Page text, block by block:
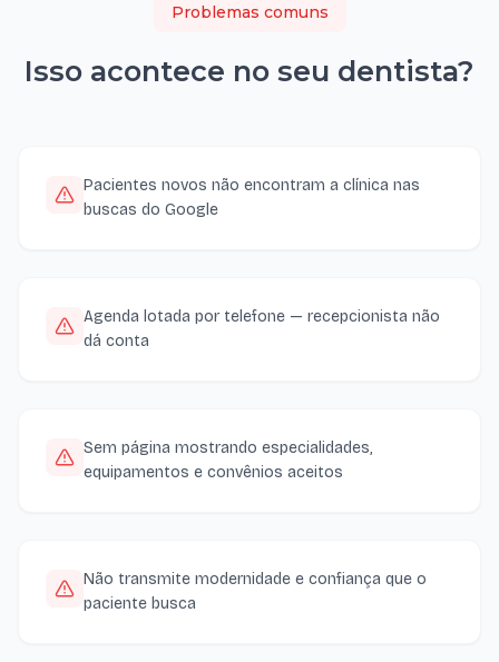
Problemas comuns
Isso acontece no seu dentista?
Pacientes novos não encontram a clínica nas
buscas do Google
Agenda lotada por telefone — recepcionista não
dá conta
Sem página mostrando especialidades,
equipamentos e convênios aceitos
Não transmite modernidade e confiança que o
paciente busca